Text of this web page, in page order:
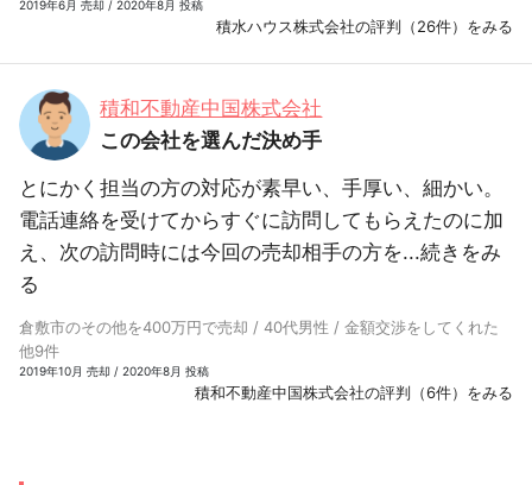
2019年6月 売却 / 2020年8月 投稿
積水ハウス株式会社の評判（26件）をみる
積和不動産中国株式会社
この会社を選んだ決め手
とにかく担当の方の対応が素早い、手厚い、細かい。
電話連絡を受けてからすぐに訪問してもらえたのに加
え、次の訪問時には今回の売却相手の方を...続きをみ
る
倉敷市のその他を400万円で売却 / 40代男性 / 金額交渉をしてくれた
他9件
2019年10月 売却 / 2020年8月 投稿
積和不動産中国株式会社の評判（6件）をみる